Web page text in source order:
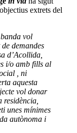
extrets del
vol
demandes
d’Acollida,
i/o amb fills al
, ni
aquesta
vol donar
unes mínimes
autònoma i